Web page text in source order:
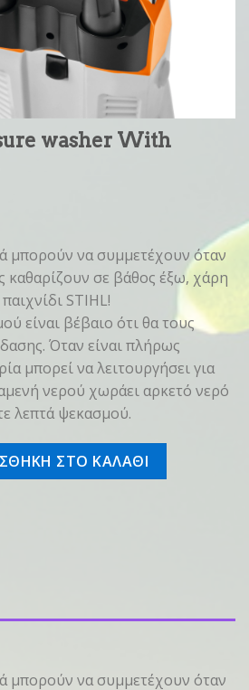
washer With
μπορούν να συμμετέχουν όταν
καθαρίζουν σε βάθος έξω, χάρη
STIHL!
είναι βέβαιο ότι θα τους
Όταν είναι πλήρως
μπορεί να λειτουργήσει για
νερού χωράει αρκετό νερό
λεπτά ψεκασμού.
With battery ποσότητα
ΣΤΟ ΚΑΛΑΘΙ
μπορούν να συμμετέχουν όταν